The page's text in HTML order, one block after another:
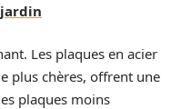
Les plaques en acier
plus chères, offrent une
plaques moins